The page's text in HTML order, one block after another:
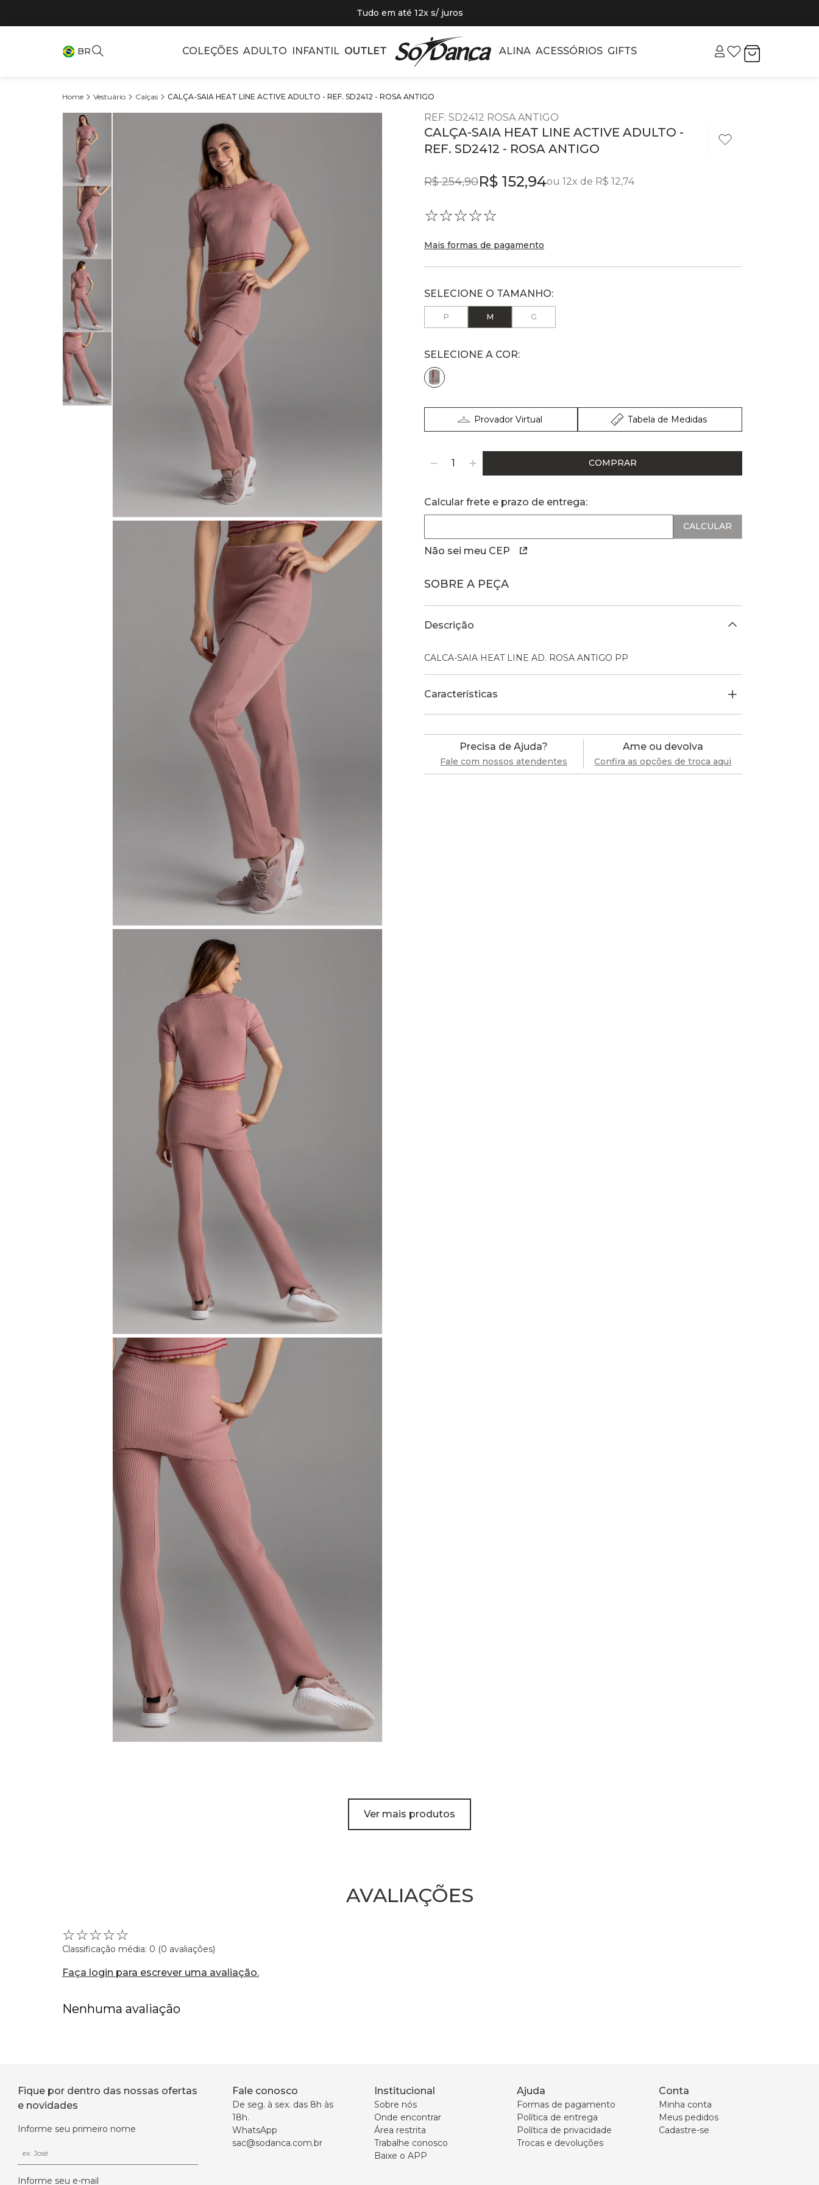
Tudo em até 12x s/ juros
BR COLEÇÕES ADULTO INFANTIL OUTLET ALINA ACESSÓRIOS GIFTS
Vestuário Calças CALÇA-SAIA HEAT LINE ACTIVE ADULTO - REF. SD2412 - ROSA ANTIGO
REF: SD2412 ROSA ANTIGO
CALÇA-SAIA HEAT LINE ACTIVE ADULTO -
REF. SD2412 - ROSA ANTIGO
R$ 254,90R$ 152,94ou 12x de R$ 12,74
☆☆☆☆☆
Mais formas de pagamento
P M G
Provador Virtual Tabela de Medidas
COMPRAR
Calcular frete e prazo de entrega:
Não sei meu CEP
SOBRE A PEÇA
Descrição
CALCA-SAIA HEAT LINE AD. ROSA ANTIGO PP
Características
Precisa de Ajuda?
Fale com nossos atendentes
Ame ou devolva
Confira as opções de troca aqui
Ver mais produtos
AVALIAÇÕES
☆☆☆☆☆
Classificação média: 0 (0 avaliações)
Faça login para escrever uma avaliação.
Nenhuma avaliação
Fique por dentro das nossas ofertas
e novidades
Informe seu primeiro nome
Informe seu e-mail
Fale conosco
De seg. à sex. das 8h às
18h.
WhatsApp
sac@sodanca.com.br
Institucional
Sobre nós
Onde encontrar
Área restrita
Trabalhe conosco
Baixe o APP
Ajuda
Formas de pagamento
Política de entrega
Política de privacidade
Trocas e devoluções
Conta
Minha conta
Meus pedidos
Cadastre-se